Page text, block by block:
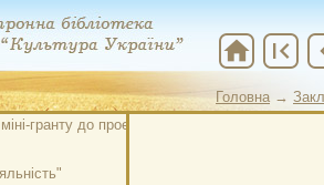
Головна →
Головна→
home first_page
гранту до проектної діяльності